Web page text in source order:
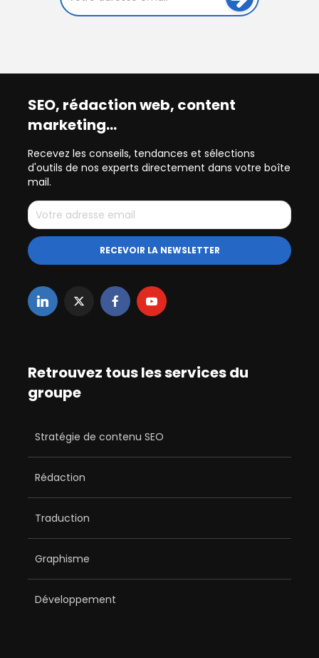
SEO, rédaction web, content
marketing…
Recevez les conseils, tendances et sélections
d'outils de nos experts directement dans votre boîte
mail.
Retrouvez tous les services du
groupe
Stratégie de contenu SEO
Rédaction
Traduction
Graphisme
Développement